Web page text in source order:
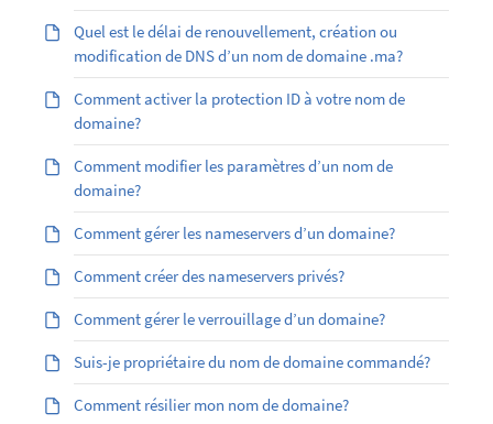
Quel est le délai de renouvellement, création ou
modification de DNS d’un nom de domaine .ma?
Comment activer la protection ID à votre nom de
domaine?
Comment modifier les paramètres d’un nom de
domaine?
Comment gérer les nameservers d’un domaine?
Comment créer des nameservers privés?
Comment gérer le verrouillage d’un domaine?
Suis-je propriétaire du nom de domaine commandé?
Comment résilier mon nom de domaine?